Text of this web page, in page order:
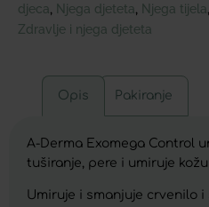
djeca Njega djeteta Njega tijela
Zdravlje i njega djeteta
Opis Pakiranje
A-Derma Exomega Control
tuširanje, pere i umiruje
Umiruje i smanjuje crvenilo